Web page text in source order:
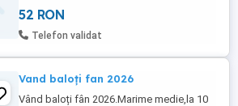
52 RON
Telefon validat
Vand baloți fan 2026
Vând baloți fân 2026.Marime medie,la 10